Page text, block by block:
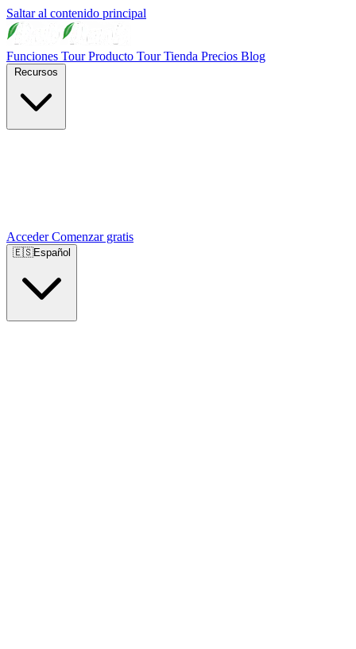
Saltar al contenido principal
Funciones Tour Producto Tour Tienda Precios Blog
AccederComenzar gratis
🇪🇸Español